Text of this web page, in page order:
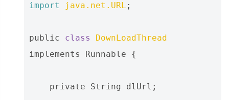
import
java.net.URL ;
public class
DownLoadThread
implements
Runnable {
private String dlUrl ;